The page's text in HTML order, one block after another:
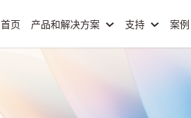
首页 产品和解决方案 支持 案例